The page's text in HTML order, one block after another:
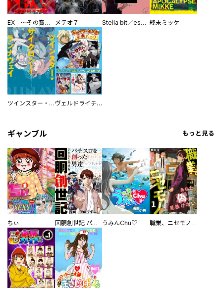
EX ～その賞金稼ぎは、世界の出口を探す～【単行本版】 メテオ７ Stella bit／es【単話版】 終末ミッケ
ツインスター・サイクロン・ランナウェイ ヴェルドライチオシ聖典パック 『転スラ』ミニ画集付き シリウス人気作３選
ギャンブル もっと見る
ちぃ 回胴創世記 パチスロを創った男達 うみんChu♡ 職業、ニセモノ～あなたに偽は見抜けない【電子単行本版】